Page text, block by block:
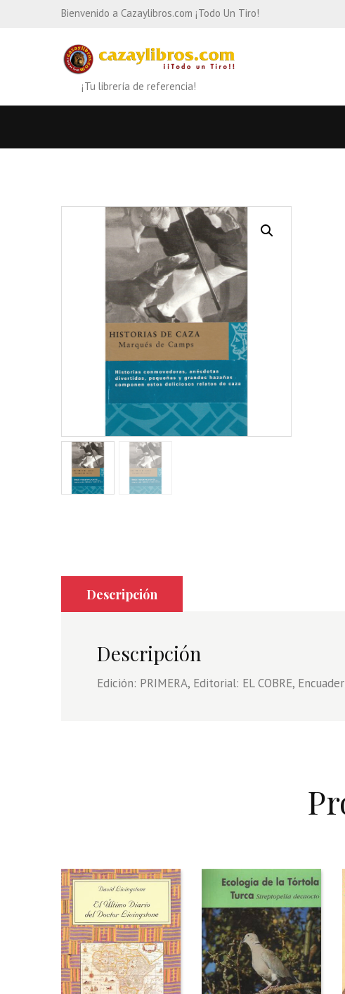
Bienvenido a Cazaylibros.com ¡Todo Un Tiro!
¡Tu librería de referencia!
Descripción
Descripción
Edición: PRIMERA, Editorial: EL COBRE,